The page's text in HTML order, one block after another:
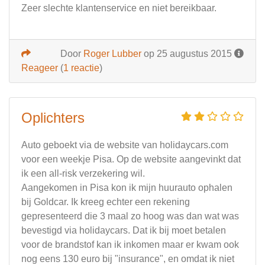
Zeer slechte klantenservice en niet bereikbaar.
Door Roger Lubber op 25 augustus 2015
Reageer (1 reactie)
Oplichters
Auto geboekt via de website van holidaycars.com
voor een weekje Pisa. Op de website aangevinkt dat
ik een all-risk verzekering wil.
Aangekomen in Pisa kon ik mijn huurauto ophalen
bij Goldcar. Ik kreeg echter een rekening
gepresenteerd die 3 maal zo hoog was dan wat was
bevestigd via holidaycars. Dat ik bij moet betalen
voor de brandstof kan ik inkomen maar er kwam ook
nog eens 130 euro bij "insurance", en omdat ik niet